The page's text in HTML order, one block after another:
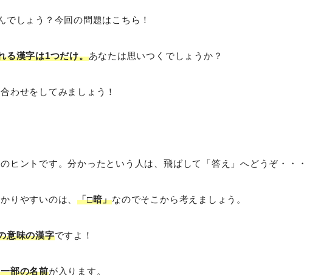
でしょう？今回の問題はこちら！
る漢字は1つだけ。あなたは思いつくでしょうか？
わせをしてみましょう！
ヒントです。分かったという人は、飛ばして「答え」へどうぞ・・・
りやすいのは、「□暗」なのでそこから考えましょう。
意味の漢字ですよ！
部の名前が入ります。